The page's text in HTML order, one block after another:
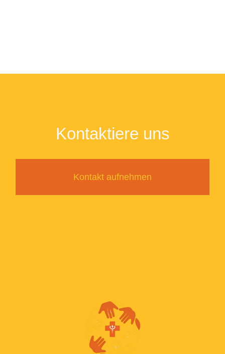
Kontaktiere uns
Kontakt aufnehmen